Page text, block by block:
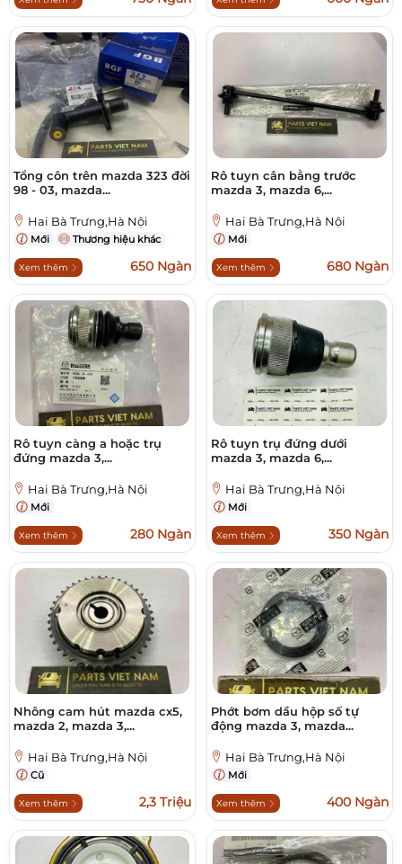
Tổng côn trên mazda 323 đời
98 - 03, mazda...
Hai Bà Trưng,Hà Nội
Mới Thương hiệu khác
Xem thêm 650 Ngàn
Rô tuyn cân bằng trước
mazda 3, mazda 6,...
Hai Bà Trưng,Hà Nội
Mới
Xem thêm 680 Ngàn
Rô tuyn càng a hoặc trụ
đứng mazda 3,...
Hai Bà Trưng,Hà Nội
Mới
Xem thêm 280 Ngàn
Rô tuyn trụ đứng dưới
mazda 3, mazda 6,...
Hai Bà Trưng,Hà Nội
Mới
Xem thêm 350 Ngàn
Nhông cam hút mazda cx5,
mazda 2, mazda 3,...
Hai Bà Trưng,Hà Nội
Cũ
Xem thêm 2,3 Triệu
Phớt bơm dầu hộp số tự
động mazda 3, mazda...
Hai Bà Trưng,Hà Nội
Mới
Xem thêm 400 Ngàn